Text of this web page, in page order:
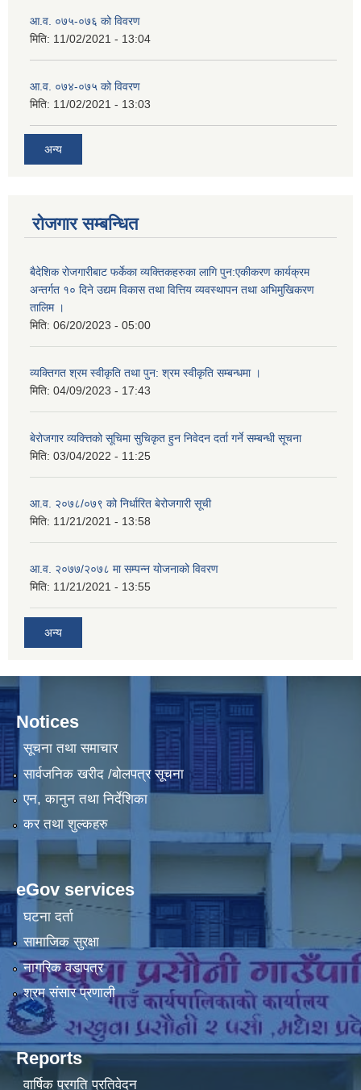
आ.व. ०७५-०७६ को विवरण
मिति: 11/02/2021 - 13:04
आ.व. ०७४-०७५ को विवरण
मिति: 11/02/2021 - 13:03
अन्य
रोजगार सम्बन्धित
बैदेशिक रोजगारीबाट फर्केका व्यक्तिकहरुका लागि पुन:एकीकरण कार्यक्रम
अन्तर्गत १० दिने उद्यम विकास तथा वित्तिय व्यवस्थापन तथा अभिमुखिकरण
तालिम ।
मिति: 06/20/2023 - 05:00
व्यक्तिगत श्रम स्वीकृति तथा पुन: श्रम स्वीकृति सम्बन्धमा ।
मिति: 04/09/2023 - 17:43
बेरोजगार व्यक्त्तिको सूचिमा सुचिकृत हुन निवेदन दर्ता गर्ने सम्बन्धी सूचना
मिति: 03/04/2022 - 11:25
आ.व. २०७८/०७९ को निर्धारित बेरोजगारी सूची
मिति: 11/21/2021 - 13:58
आ.व. २०७७/२०७८ मा सम्पन्न योजनाको विवरण
मिति: 11/21/2021 - 13:55
अन्य
Notices
सूचना तथा समाचार
सार्वजनिक खरीद /बोलपत्र सूचना
एन, कानुन तथा निर्देशिका
कर तथा शुल्कहरु
eGov services
घटना दर्ता
सामाजिक सुरक्षा
नागरिक वडापत्र
श्रम संसार प्रणाली
Reports
वार्षिक प्रगति प्रतिवेदन